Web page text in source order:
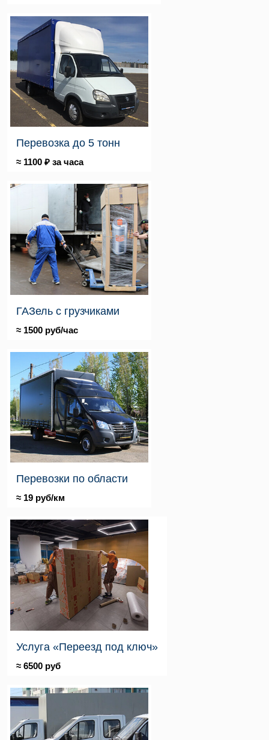
Перевозка до 5 тонн
≈ 1100 ₽ за часа
ГАЗель с грузчиками
≈ 1500 руб/час
Перевозки по области
≈ 19 руб/км
Услуга «Переезд под ключ»
≈ 6500 руб